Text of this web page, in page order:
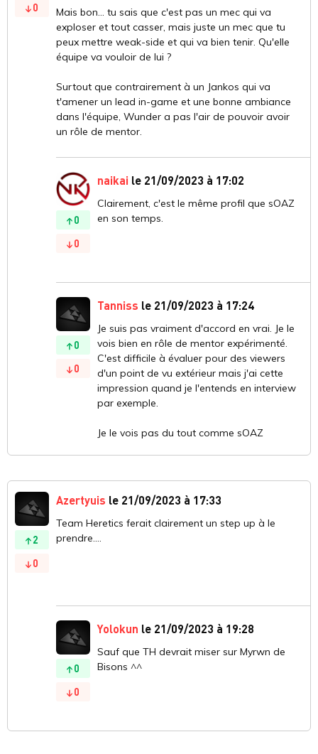
0
Mais bon... tu sais que c'est pas un mec qui va
exploser et tout casser, mais juste un mec que tu
peux mettre weak-side et qui va bien tenir. Qu'elle
équipe va vouloir de lui ?
Surtout que contrairement à un Jankos qui va
t'amener un lead in-game et une bonne ambiance
dans l'équipe, Wunder a pas l'air de pouvoir avoir
un rôle de mentor.
0
0
naikai le 21/09/2023 à 17:02
Clairement, c'est le même profil que sOAZ
en son temps.
0
0
Tanniss le 21/09/2023 à 17:24
Je suis pas vraiment d'accord en vrai. Je le
vois bien en rôle de mentor expérimenté.
C'est difficile à évaluer pour des viewers
d'un point de vu extérieur mais j'ai cette
impression quand je l'entends en interview
par exemple.
Je le vois pas du tout comme sOAZ
2
0
Azertyuis le 21/09/2023 à 17:33
Team Heretics ferait clairement un step up à le
prendre....
0
0
Yolokun le 21/09/2023 à 19:28
Sauf que TH devrait miser sur Myrwn de
Bisons ^^